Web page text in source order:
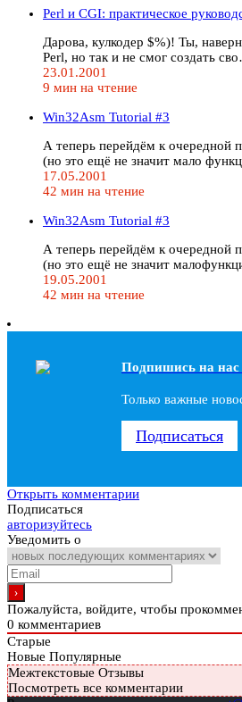
Perl и CGI: практическое
Дарова, кулкодер $%)! Ты,
Perl, но так и не смог создать
23.01.2001
9 мин на чтение
Win32Asm Tutorial #3
А теперь перейдём к очередной
(но это ещё не значит мало
17.05.2001
42 мин на чтение
Win32Asm Tutorial #3
А теперь перейдём к очередной
(но это ещё не значит
19.05.2001
42 мин на чтение
Подпишись на наc
Только важные
Подписаться
Открыть комментарии
Подписаться
авторизуйтесь
Уведомить о
Пожалуйста, войдите, чтобы
0 комментариев
Старые
Новые Популярные
Межтекстовые Отзывы
Посмотреть все комментарии